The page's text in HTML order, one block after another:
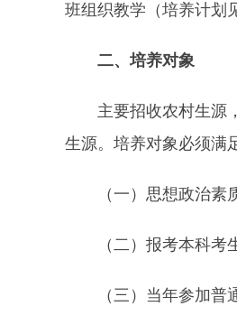
班组织教学（培养计划
二、培养对象
主要招收农村生源，
生源。培养对象必须满
（一）思想政治素质
（二）报考本科考生
（三）当年参加普通